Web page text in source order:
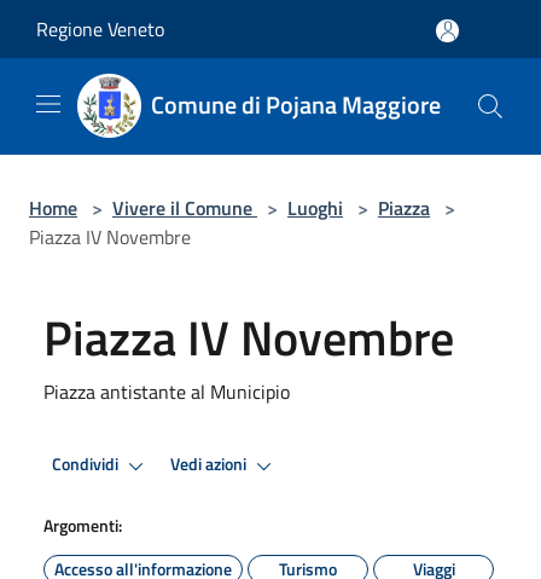
Regione Veneto
Comune di Pojana Maggiore
Home > Vivere il Comune > Luoghi > Piazza >
Piazza IV Novembre
Piazza IV Novembre
Piazza antistante al Municipio
Condividi Vedi azioni
Argomenti:
Accesso all'informazione
Turismo Viaggi